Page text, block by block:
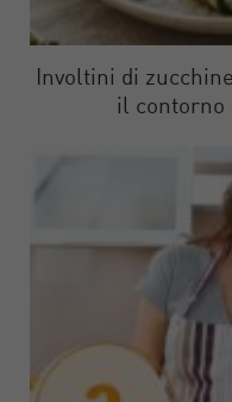
Involtini di
il contorno